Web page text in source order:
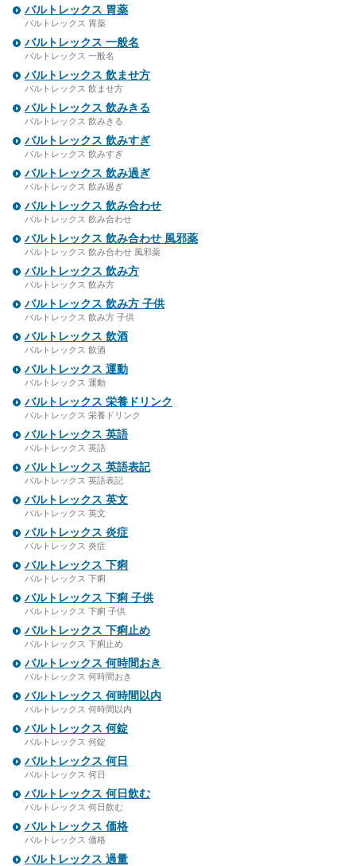
バルトレックス 胃薬
バルトレックス 胃薬
バルトレックス 一般名
バルトレックス 一般名
バルトレックス 飲ませ方
バルトレックス 飲ませ方
バルトレックス 飲みきる
バルトレックス 飲みきる
バルトレックス 飲みすぎ
バルトレックス 飲みすぎ
バルトレックス 飲み過ぎ
バルトレックス 飲み過ぎ
バルトレックス 飲み合わせ
バルトレックス 飲み合わせ
バルトレックス 飲み合わせ 風邪薬
バルトレックス 飲み合わせ 風邪薬
バルトレックス 飲み方
バルトレックス 飲み方
バルトレックス 飲み方 子供
バルトレックス 飲み方 子供
バルトレックス 飲酒
バルトレックス 飲酒
バルトレックス 運動
バルトレックス 運動
バルトレックス 栄養ドリンク
バルトレックス 栄養ドリンク
バルトレックス 英語
バルトレックス 英語
バルトレックス 英語表記
バルトレックス 英語表記
バルトレックス 英文
バルトレックス 英文
バルトレックス 炎症
バルトレックス 炎症
バルトレックス 下痢
バルトレックス 下痢
バルトレックス 下痢 子供
バルトレックス 下痢 子供
バルトレックス 下痢止め
バルトレックス 下痢止め
バルトレックス 何時間おき
バルトレックス 何時間おき
バルトレックス 何時間以内
バルトレックス 何時間以内
バルトレックス 何錠
バルトレックス 何錠
バルトレックス 何日
バルトレックス 何日
バルトレックス 何日飲む
バルトレックス 何日飲む
バルトレックス 価格
バルトレックス 価格
バルトレックス 過量